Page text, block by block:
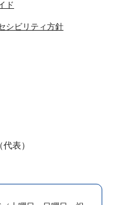
ド
シビリティ方針
表）